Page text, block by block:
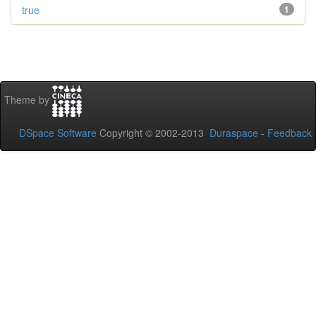
1
true
Theme by
DSpace Software Copyright © 2002-2013 Duraspace - Feedback